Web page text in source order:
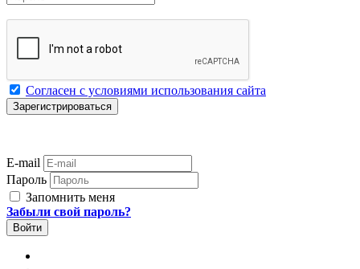
Согласен с условиями использования сайта
E-mail
Пароль
Запомнить меня
Забыли свой пароль?